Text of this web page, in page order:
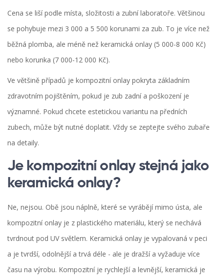
Cena se liší podle místa, složitosti a zubní laboratoře. Většinou
se pohybuje mezi 3 000 a 5 500 korunami za zub. To je více než
běžná plomba, ale méně než keramická onlay (5 000-8 000 Kč)
nebo korunka (7 000-12 000 Kč).
Ve většině případů je kompozitní onlay pokryta základním
zdravotním pojištěním, pokud je zub zadní a poškození je
významné. Pokud chcete estetickou variantu na předních
zubech, může být nutné doplatit. Vždy se zeptejte svého zubaře
na detaily.
Je kompozitní onlay stejná jako
keramická onlay?
Ne, nejsou. Obě jsou náplně, které se vyrábějí mimo ústa, ale
kompozitní onlay je z plastického materiálu, který se nechává
tvrdnout pod UV světlem. Keramická onlay je vypalovaná v peci
a je tvrdší, odolnější a trvá déle - ale je dražší a vyžaduje více
času na výrobu. Kompozitní je rychlejší a levnější, keramická je